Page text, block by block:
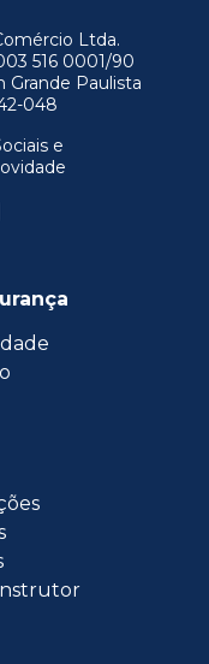
Ltda.
516 0001/90
Grande Paulista
048
e